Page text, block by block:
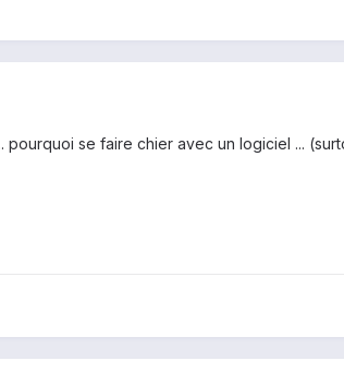
se faire chier avec un logiciel ...